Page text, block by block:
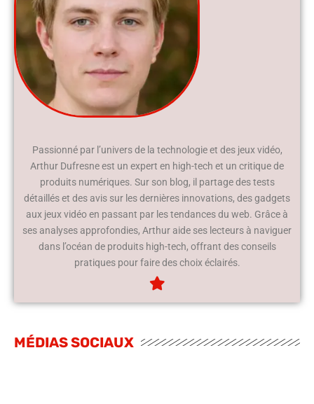
Passionné par l’univers de la technologie et des jeux vidéo,
Arthur Dufresne est un expert en high-tech et un critique de
produits numériques. Sur son blog, il partage des tests
détaillés et des avis sur les dernières innovations, des gadgets
aux jeux vidéo en passant par les tendances du web. Grâce à
ses analyses approfondies, Arthur aide ses lecteurs à naviguer
dans l’océan de produits high-tech, offrant des conseils
pratiques pour faire des choix éclairés.
MÉDIAS SOCIAUX